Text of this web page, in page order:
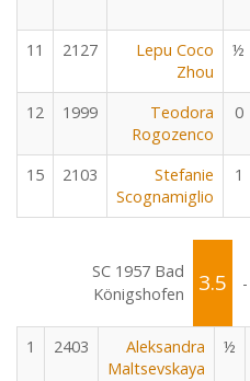
11 2127
Lepu Coco
Zhou
½
12 1999
Teodora
Rogozenco
0
15 2103
Stefanie
Scognamiglio
1
SC 1957 Bad
Königshofen
3.5 -
1
2403
Aleksandra
Maltsevskaya
½